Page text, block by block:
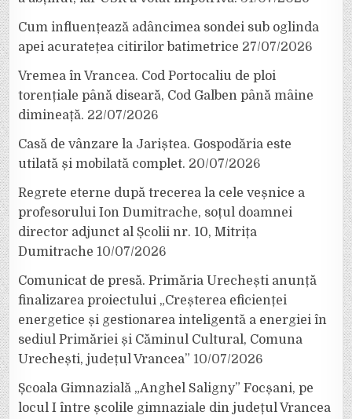
Cum influențează adâncimea sondei sub oglinda
apei acuratețea citirilor batimetrice 27/07/2026
Vremea în Vrancea. Cod Portocaliu de ploi
torențiale până diseară, Cod Galben până mâine
dimineață. 22/07/2026
Casă de vânzare la Jariștea. Gospodăria este
utilată și mobilată complet. 20/07/2026
Regrete eterne după trecerea la cele veșnice a
profesorului Ion Dumitrache, soțul doamnei
director adjunct al Școlii nr. 10, Mitrița
Dumitrache 10/07/2026
Comunicat de presă. Primăria Urechești anunță
finalizarea proiectului „Creșterea eficienței
energetice și gestionarea inteligentă a energiei în
sediul Primăriei și Căminul Cultural, Comuna
Urechești, județul Vrancea” 10/07/2026
Școala Gimnazială „Anghel Saligny” Focșani, pe
locul I între școlile gimnaziale din județul Vrancea